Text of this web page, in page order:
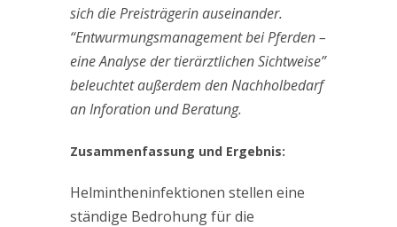
sich die Preisträgerin auseinander.
“Entwurmungsmanagement bei Pferden –
eine Analyse der tierärztlichen Sichtweise”
beleuchtet außerdem den Nachholbedarf
an Inforation und Beratung.
Zusammenfassung und Ergebnis:
Helmintheninfektionen stellen eine
ständige Bedrohung für die